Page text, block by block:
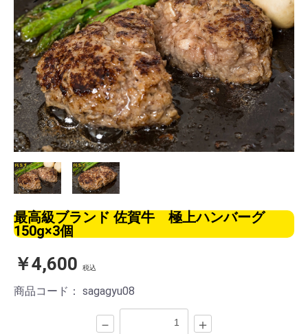
最高級ブランド 佐賀牛 極上ハンバーグ
150g×3個
￥4,600 税込
商品コード： sagagyu08
－ ＋